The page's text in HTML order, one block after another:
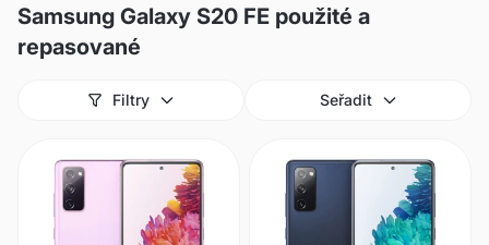
Samsung Galaxy S20 FE použité a
repasované
Filtry Seřadit